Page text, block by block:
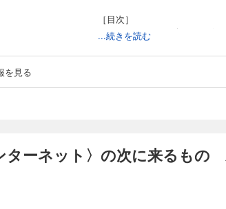
［目次］
1．BECOMING―ビカミング
2．COGNIFYING―コグニファ
3．FLOWING―フローイング
5．ACCESSING―アクセシン
10．TRACKING―トラッキング
11．QUESTIONING―クエス
...続きを読む
を見る
ターネット〉の次に来るも